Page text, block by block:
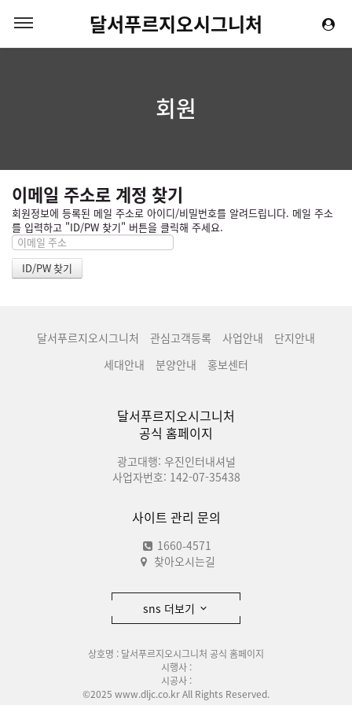
달서푸르지오시그니처
회원
이메일 주소로 계정 찾기
회원정보에 등록된 메일 주소로 아이디/비밀번호를 알려드립니다. 메일 주소
를 입력하고 "ID/PW 찾기" 버튼을 클릭해 주세요.
달서푸르지오시그니처 관심고객등록 사업안내
단지안내
세대안내
분양안내 홍보센터
달서푸르지오시그니처
공식 홈페이지
광고대행: 우진인터내셔널
사업자번호: 142-07-35438
사이트 관리 문의
1660-4571
찾아오시는길
sns 더보기
상호명 : 달서푸르지오시그니처 공식 홈페이지
시행사 :
시공사 :
©2025 www.dljc.co.kr All Rights Reserved.